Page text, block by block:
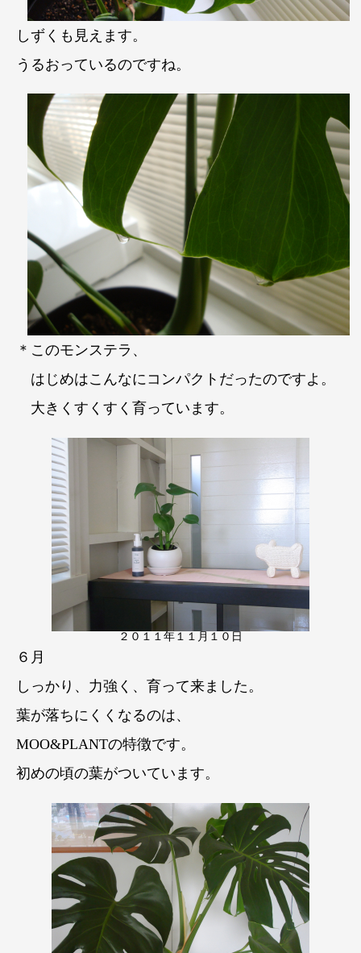
しずくも見えます。
うるおっているのですね。
＊このモンステラ、
はじめはこんなにコンパクトだったのですよ。
大きくすくすく育っています。
２０１１年１１月１０日
６月
しっかり、力強く、育って来ました。
葉が落ちにくくなるのは、
MOO&PLANTの特徴です。
初めの頃の葉がついています。